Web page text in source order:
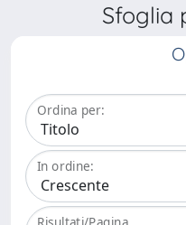
Sfoglia
Ordina per:
In ordine: